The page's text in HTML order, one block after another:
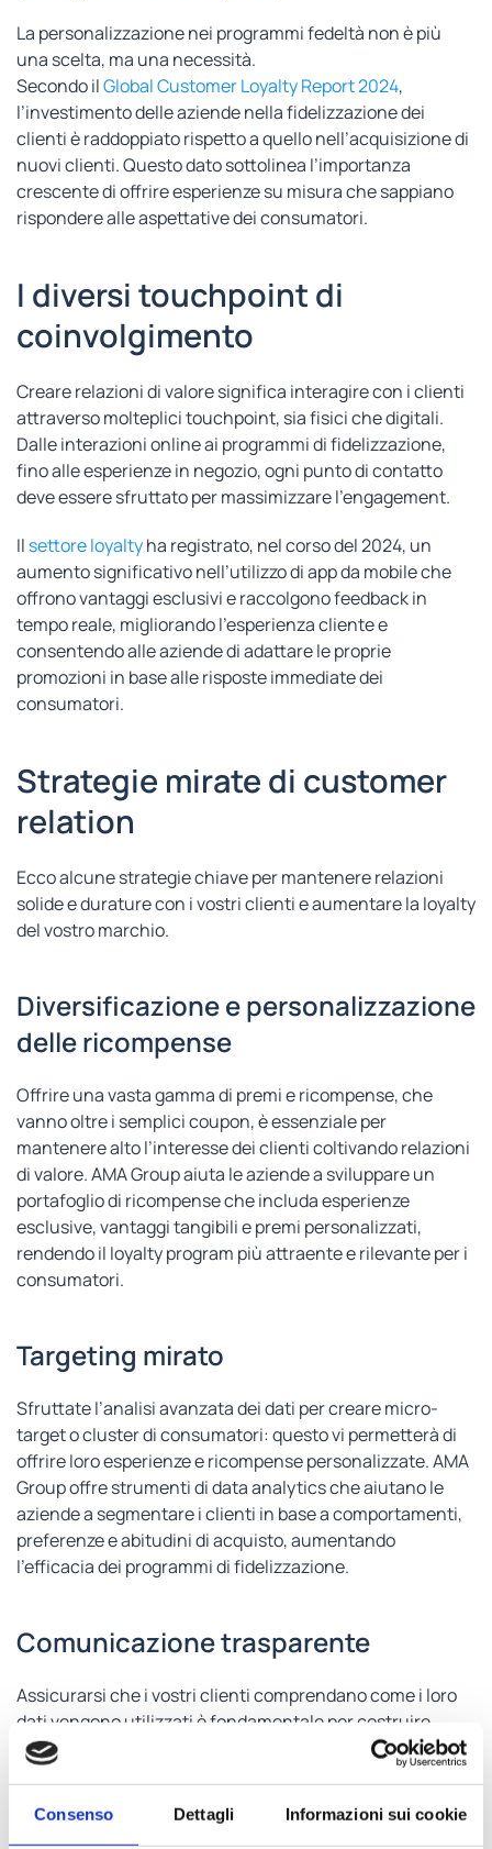
Consenso Dettagli Informazioni sui cookie
La personalizzazione nei programmi fedeltà non è più
una scelta, ma una necessità.
Secondo ilGlobal Customer Loyalty Report 2024,
l’investimento delle aziende nella fidelizzazione dei
clienti è raddoppiato rispetto a quello nell’acquisizione di
nuovi clienti​​. Questo dato sottolinea l’importanza
crescente di offrire esperienze su misura che sappiano
rispondere alle aspettative dei consumatori.
I diversi touchpoint di
coinvolgimento
Creare relazioni di valore significa interagire con i clienti
attraverso molteplici touchpoint, sia fisici che digitali.
Dalle interazioni online ai programmi di fidelizzazione,
fino alle esperienze in negozio, ogni punto di contatto
deve essere sfruttato per massimizzare l’engagement.
Il settore loyaltyha registrato, nel corso del 2024, un
aumento significativo nell’utilizzo di app da mobile che
offrono vantaggi esclusivi e raccolgono feedback in
tempo reale, migliorando l’esperienza cliente e
consentendo alle aziende di adattare le proprie
promozioni in base alle risposte immediate dei
consumatori.
Strategie mirate di customer
relation
Ecco alcune strategie chiave per mantenere relazioni
solide e durature con i vostri clienti e aumentare la loyalty
del vostro marchio.
Diversificazione e personalizzazione
delle ricompense
Offrire una vasta gamma di premi e ricompense, che
vanno oltre i semplici coupon, è essenziale per
mantenere alto l’interesse dei clienti coltivando relazioni
di valore. AMA Group aiuta le aziende a sviluppare un
portafoglio di ricompense che includa esperienze
esclusive, vantaggi tangibili e premi personalizzati,
rendendo il loyalty program più attraente e rilevante per i
consumatori.
Targeting mirato
Sfruttate l’analisi avanzata dei dati per creare micro-
target o cluster di consumatori: questo vi permetterà di
offrire loro esperienze e ricompense personalizzate. AMA
Group offre strumenti di data analytics che aiutano le
aziende a segmentare i clienti in base a comportamenti,
preferenze e abitudini di acquisto, aumentando
l’efficacia dei programmi di fidelizzazione.
Comunicazione trasparente
Assicurarsi che i vostri clienti comprendano come i loro
dati vengono utilizzati è fondamentale per costruire
fiducia. Noi di AMA Group supportiamo le aziende nella
sempre che il valore dello scambio di dati sia evidente e